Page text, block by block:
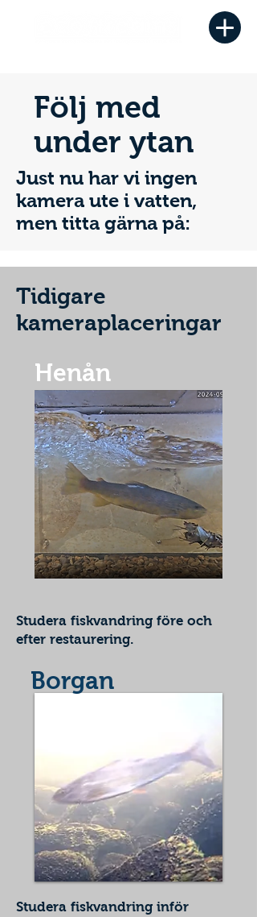
Följ med
under ytan
Just nu har vi ingen
kamera ute i vatten,
men titta gärna på:
Tidigare
kameraplaceringar
Henån
Studera fiskvandring före och
efter restaurering.
Borgan
Studera fiskvandring inför